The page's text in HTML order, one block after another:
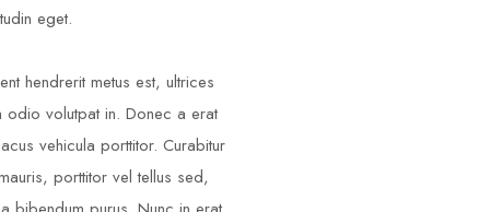
eget.
hendrerit metus est, ultrices
odio volutpat in. Donec a erat
vehicula porttitor. Curabitur
porttitor vel tellus sed,